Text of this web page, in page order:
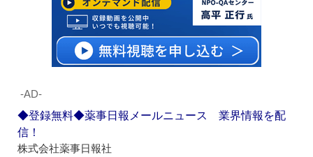
‐AD‐
◆登録無料◆薬事日報メールニュース 業界情報を配
信！
株式会社薬事日報社